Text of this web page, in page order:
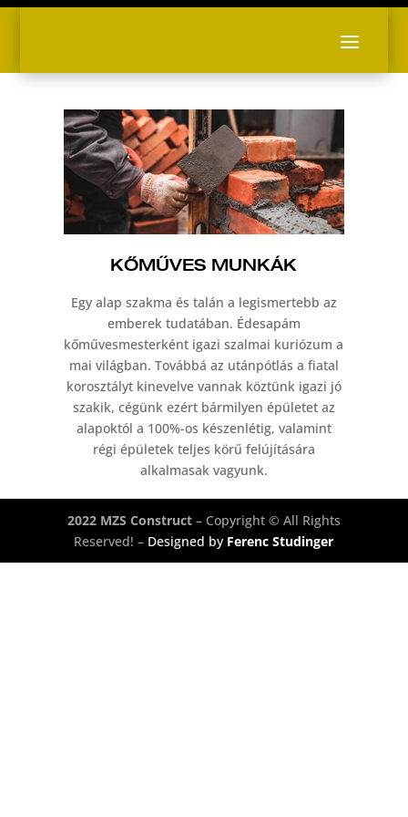
KŐMŰVES MUNKÁK
Egy alap szakma és talán a legismertebb az
emberek tudatában. Édesapám
kőművesmesterként igazi szalmai kuriózum a
mai világban. Továbbá az utánpótlás a fiatal
korosztályt kinevelve vannak köztünk igazi jó
szakik, cégünk ezért bármilyen épületet az
alapoktól a 100%-os készenlétig, valamint
régi épületek teljes körű felújítására
alkalmasak vagyunk.
2022 MZS Construct– Copyright © All Rights
Reserved! – Designed by Ferenc Studinger